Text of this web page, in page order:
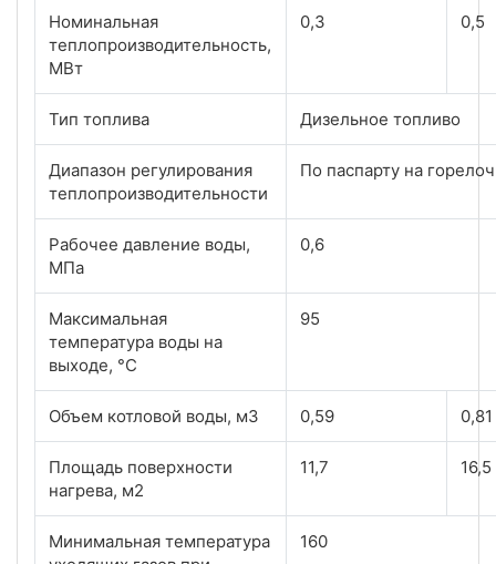
Номинальная
теплопроизводительность,
МВт
0,3 0,5
Тип топлива Дизельное топливо
Диапазон регулирования
теплопроизводительности
По паспарту на
Рабочее давление воды,
МПа
0,6
Максимальная
температура воды на
выходе, °С
95
Объем котловой воды, м3 0,59 0,81
Площадь поверхности
нагрева, м2
11,7 16,5
Минимальная температура
160